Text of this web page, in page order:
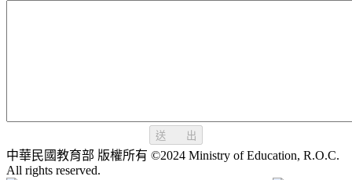
送 出
中華民國教育部 版權所有 ©2024 Ministry of Education, R.O.C.
All rights reserved.